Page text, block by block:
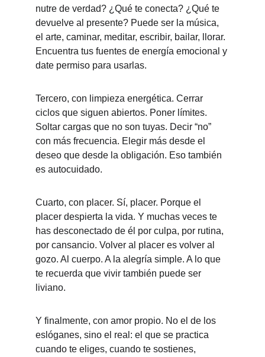
nutre de verdad? ¿Qué te conecta? ¿Qué te
devuelve al presente? Puede ser la música,
el arte, caminar, meditar, escribir, bailar, llorar.
Encuentra tus fuentes de energía emocional y
date permiso para usarlas.
Tercero, con limpieza energética. Cerrar
ciclos que siguen abiertos. Poner límites.
Soltar cargas que no son tuyas. Decir “no”
con más frecuencia. Elegir más desde el
deseo que desde la obligación. Eso también
es autocuidado.
Cuarto, con placer. Sí, placer. Porque el
placer despierta la vida. Y muchas veces te
has desconectado de él por culpa, por rutina,
por cansancio. Volver al placer es volver al
gozo. Al cuerpo. A la alegría simple. A lo que
te recuerda que vivir también puede ser
liviano.
Y finalmente, con amor propio. No el de los
eslóganes, sino el real: el que se practica
cuando te eliges, cuando te sostienes,